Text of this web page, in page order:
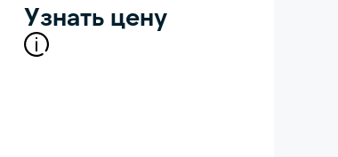
Узнать цену